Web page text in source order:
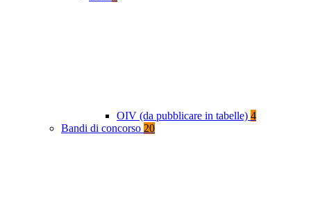
OIV (da pubblicare in tabelle) 4
Bandi di concorso 20